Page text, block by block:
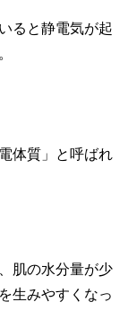
ると静電気が起
体質」と呼ばれ
肌の水分量が少
生みやすくなっ